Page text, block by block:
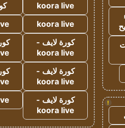
!
koora live
koora live
كورة لايف -
koora live
كورة لايف -
koora live
كورة لايف -
koora live